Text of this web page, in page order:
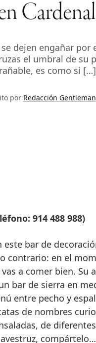
dejen engañar
el umbral de su
es como si […]
por Redacción Gentleman
914 488 988)
este bar de
contrario: en el
a comer bien. Su
bar de sierra en
entre pecho y
de nombres
de diferentes